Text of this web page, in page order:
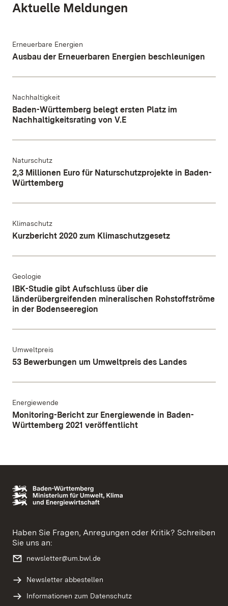
Aktuelle Meldungen
Erneuerbare Energien
Ausbau der Erneuerbaren Energien beschleunigen
Nachhaltigkeit
Baden-Württemberg belegt ersten Platz im
Nachhaltigkeitsrating von V.E
Naturschutz
2,3 Millionen Euro für Naturschutzprojekte in Baden-
Württemberg
Klimaschutz
Kurzbericht 2020 zum Klimaschutzgesetz
Geologie
IBK-Studie gibt Aufschluss über die
länderübergreifenden mineralischen Rohstoffströme
in der Bodenseeregion
Umweltpreis
53 Bewerbungen um Umweltpreis des Landes
Energiewende
Monitoring-Bericht zur Energiewende in Baden-
Württemberg 2021 veröffentlicht
Haben Sie Fragen, Anregungen oder Kritik? Schreiben
Sie uns an:
newsletter@um.bwl.de
Newsletter abbestellen
Informationen zum Datenschutz